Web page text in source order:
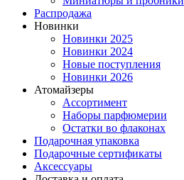
Распродажа
Новинки
Новинки 2025
Новинки 2024
Новые поступления
Новинки 2026
Атомайзеры
Ассортимент
Наборы парфюмерии
Остатки во флаконах
Подарочная упаковка
Подарочные сертификаты
Аксессуары